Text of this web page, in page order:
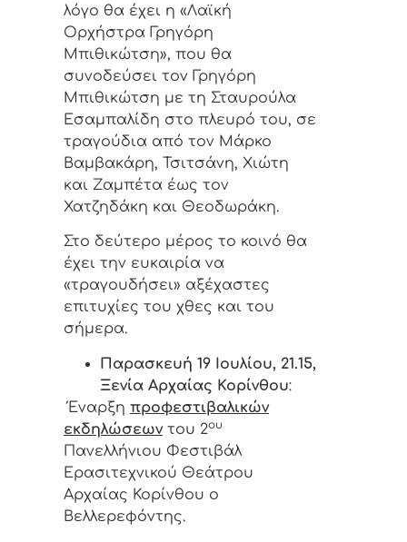
λόγο θα έχει η «Λαϊκή
Ορχήστρα Γρηγόρη
Μπιθικώτση», που θα
συνοδεύσει τον Γρηγόρη
Μπιθικώτση με τη Σταυρούλα
Εσαμπαλίδη στο πλευρό του, σε
τραγούδια από τον Μάρκο
Βαμβακάρη, Τσιτσάνη, Χιώτη
και Ζαμπέτα έως τον
Χατζηδάκη και Θεοδωράκη.
Στο δεύτερο μέρος το κοινό θα
έχει την ευκαιρία να
«τραγουδήσει» αξέχαστες
επιτυχίες του χθες και του
σήμερα.
Παρασκευή 19 Ιουλίου, 21.15,
Ξενία Αρχαίας Κορίνθου:
Έναρξη προφεστιβαλικών
εκδηλώσεων του 2ου
Πανελλήνιου Φεστιβάλ
Ερασιτεχνικού Θεάτρου
Αρχαίας Κορίνθου ο
Βελλερεφόντης.